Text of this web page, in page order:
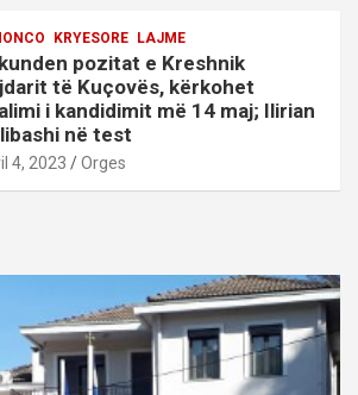
KRYESORE LAJME
pozitat e Kreshnik
të Kuçovës, kërkohet
i kandidimit më 14 maj; Ilirian
në test
4, 2023 Orges